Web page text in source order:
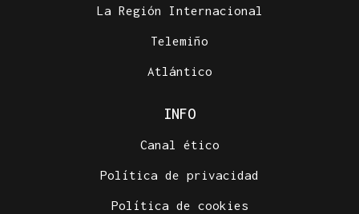
La Región Internacional
Telemiño
Atlántico
INFO
Canal ético
Política de privacidad
Política de cookies